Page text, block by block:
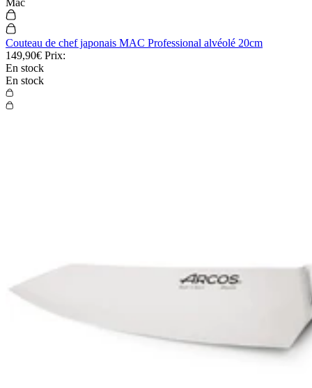
Couteau de chef japonais MAC Professional alvéolé 20cm
149,90€ Prix:
En stock
En stock